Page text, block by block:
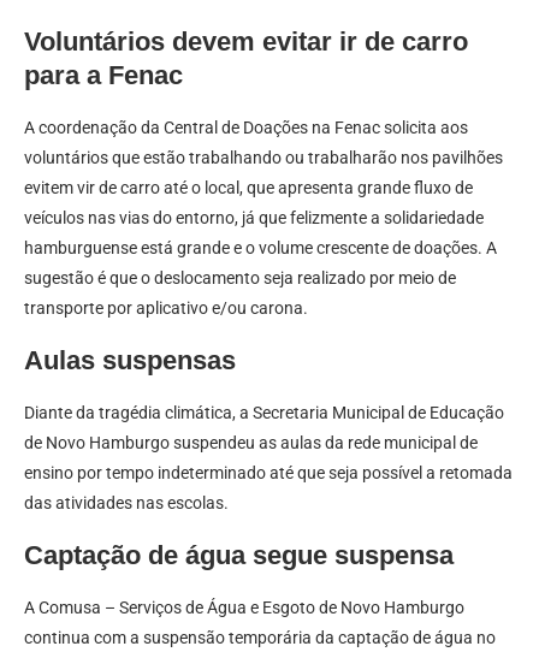
Voluntários devem evitar ir de carro
para a Fenac
A coordenação da Central de Doações na Fenac solicita aos
voluntários que estão trabalhando ou trabalharão nos pavilhões
evitem vir de carro até o local, que apresenta grande fluxo de
veículos nas vias do entorno, já que felizmente a solidariedade
hamburguense está grande e o volume crescente de doações. A
sugestão é que o deslocamento seja realizado por meio de
transporte por aplicativo e/ou carona.
Aulas suspensas
Diante da tragédia climática, a Secretaria Municipal de Educação
de Novo Hamburgo suspendeu as aulas da rede municipal de
ensino por tempo indeterminado até que seja possível a retomada
das atividades nas escolas.
Captação de água segue suspensa
A Comusa – Serviços de Água e Esgoto de Novo Hamburgo
continua com a suspensão temporária da captação de água no